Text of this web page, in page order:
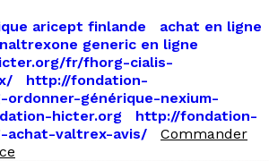
aricept finlande
achat en ligne
naltrexone generic en ligne
fr/fhorg-cialis-
http://fondation-
générique-nexium-
hicter.org
http://fondation-
achat-valtrex-avis/
Commander